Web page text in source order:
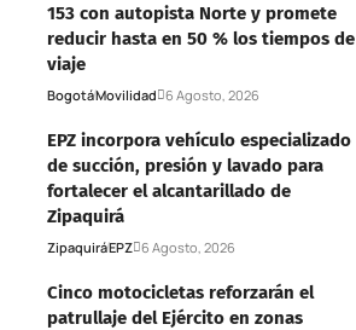
153 con autopista Norte y promete
reducir hasta en 50 % los tiempos de
viaje
BogotáMovilidad 6 Agosto, 2026
EPZ incorpora vehículo especializado
de succión, presión y lavado para
fortalecer el alcantarillado de
Zipaquirá
ZipaquiráEPZ 6 Agosto, 2026
Cinco motocicletas reforzarán el
patrullaje del Ejército en zonas